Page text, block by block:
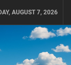
AUGUST 7, 2026